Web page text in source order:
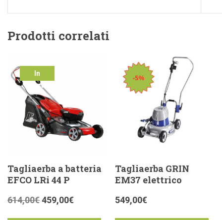
Prodotti correlati
In
offerta!
Tagliaerba a batteria
EFCO LRi 44 P
614,00€459,00€
Tagliaerba GRIN
EM37 elettrico
549,00€